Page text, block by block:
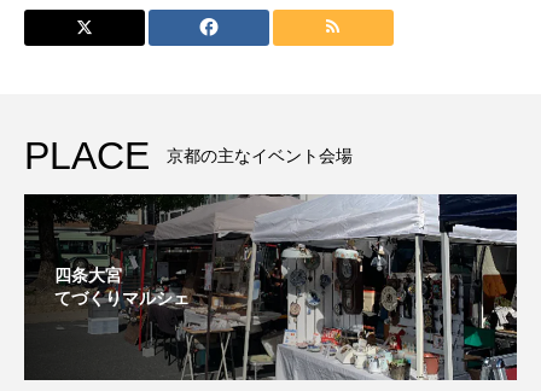
PLACE 京都の主なイベント会場
四条大宮
てづくりマルシェ